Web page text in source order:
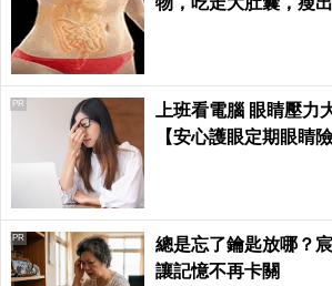
上班看電腦 眼睛壓力
【安心護眼定期眼睛險
PR
總是忘了鑰匙放哪？
讓記憶不再卡關
PR